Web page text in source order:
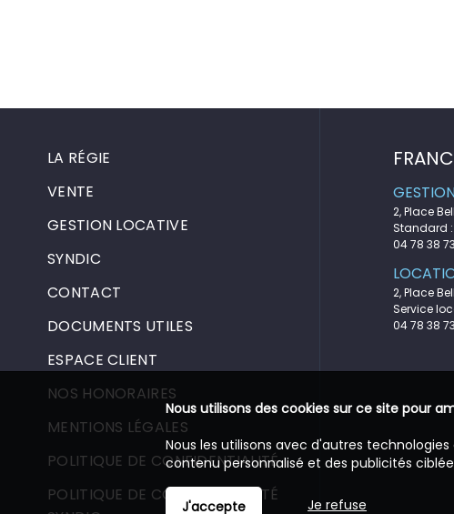
LA RÉGIE
VENTE
GESTION LOCATIVE
SYNDIC
CONTACT
DOCUMENTS UTILES
ESPACE CLIENT
NOS HONORAIRES
MENTIONS LÉGALES
POLITIQUE DE CONFIDENTIALITÉ
POLITIQUE DE CONFIDENTIALITÉ
2, Place
Standard :
04 78 38
2, Place
Service
04 78 38
Nous utilisons des cookies sur ce site pour
Nous les utilisons avec d'autres
contenu personnalisé et des publicités
J'accepte Je refuse